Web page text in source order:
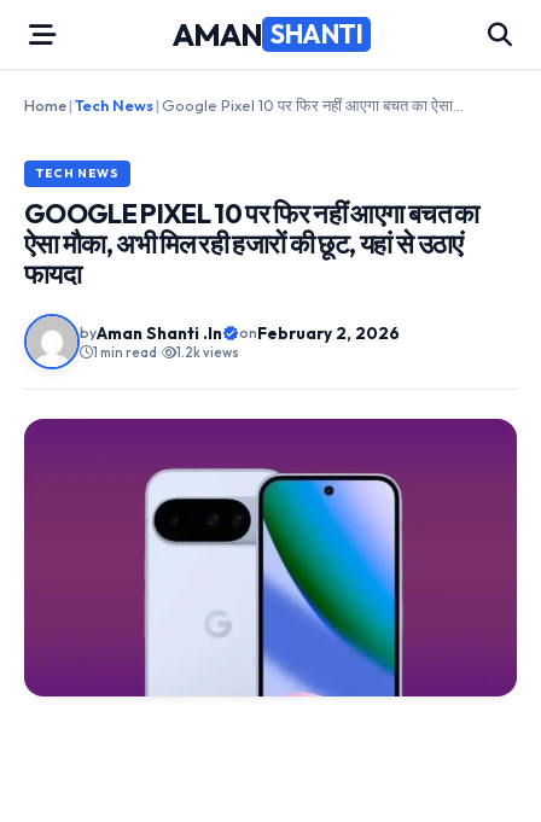
content
AMAN SHANTI
Home|Tech News|
TECH NEWS
GOOGLE PIXEL 10 पर फिर नहीं आएगा बचत का
ऐसा मौका, अभी मिल रही हजारों की छूट, यहां से उठाएं
फायदा
byAman Shanti .In onFebruary 2, 2026
1 min read • 1.2k views